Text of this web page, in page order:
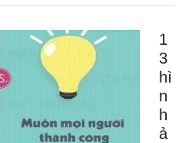
1
3
hì
n
h
ả